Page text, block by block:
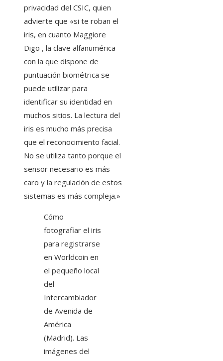
privacidad del CSIC, quien
advierte que «si te roban el
iris, en cuanto Maggiore
Digo , la clave alfanumérica
con la que dispone de
puntuación biométrica se
puede utilizar para
identificar su identidad en
muchos sitios. La lectura del
iris es mucho más precisa
que el reconocimiento facial.
No se utiliza tanto porque el
sensor necesario es más
caro y la regulación de estos
sistemas es más compleja.»
Cómo
fotografiar el iris
para registrarse
en Worldcoin en
el pequeño local
del
Intercambiador
de Avenida de
América
(Madrid). Las
imágenes del